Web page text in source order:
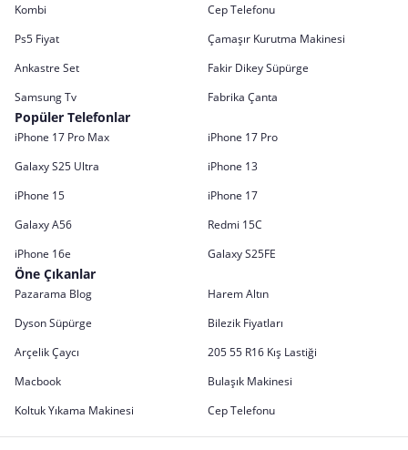
Kombi
Cep Telefonu
Ps5 Fiyat
Çamaşır Kurutma Makinesi
Ankastre Set
Fakir Dikey Süpürge
Samsung Tv
Fabrika Çanta
Popüler Telefonlar
iPhone 17 Pro Max
iPhone 17 Pro
Galaxy S25 Ultra
iPhone 13
iPhone 15
iPhone 17
Galaxy A56
Redmi 15C
iPhone 16e
Galaxy S25FE
Öne Çıkanlar
Pazarama Blog
Harem Altın
Dyson Süpürge
Bilezik Fiyatları
Arçelik Çaycı
205 55 R16 Kış Lastiği
Macbook
Bulaşık Makinesi
Koltuk Yıkama Makinesi
Cep Telefonu